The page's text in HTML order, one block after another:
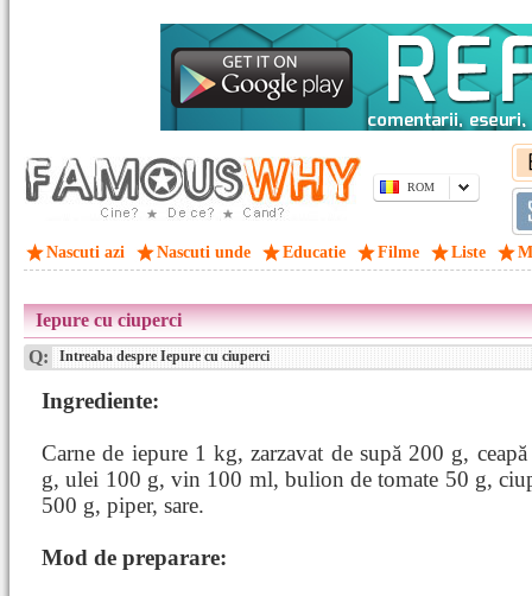
ROM
Nascuti azi Nascuti unde Educatie Filme Liste
Iepure cu ciuperci
Q: Intreaba despre Iepure cu ciuperci
Ingrediente:
Carne de iepure 1 kg, zarzavat de supă 200 g,
g, ulei 100 g, vin 100 ml, bulion de tomate 50 g,
500 g, piper, sare.
Mod de preparare: